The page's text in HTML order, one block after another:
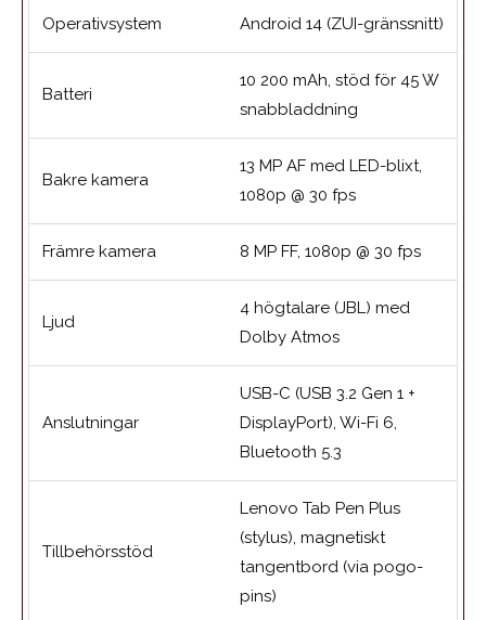
Operativsystem Android 14 (ZUI-gränssnitt)
Batteri
10 200 mAh, stöd för 45 W
snabbladdning
Bakre kamera
13 MP AF med LED-blixt,
1080p @ 30 fps
Främre kamera 8 MP FF, 1080p @ 30 fps
Ljud
4 högtalare (JBL) med
Dolby Atmos
Anslutningar
USB-C (USB 3.2 Gen 1 +
DisplayPort), Wi-Fi 6,
Bluetooth 5.3
Tillbehörsstöd
Lenovo Tab Pen Plus
(stylus), magnetiskt
tangentbord (via pogo-
pins)